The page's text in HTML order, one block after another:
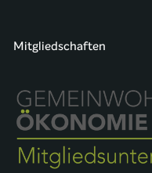
Mitgliedschaften